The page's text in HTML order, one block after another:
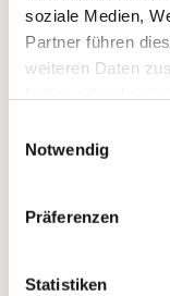
soziale Medien,
Partner führen
weiteren Daten
Notwendig
Präferenzen
Statistiken